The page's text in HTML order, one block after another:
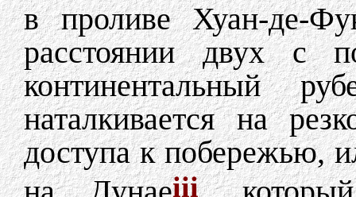
в проливе Хуан-де-
расстоянии двух с
континентальный
наталкивается на
доступа к побережью,
iii